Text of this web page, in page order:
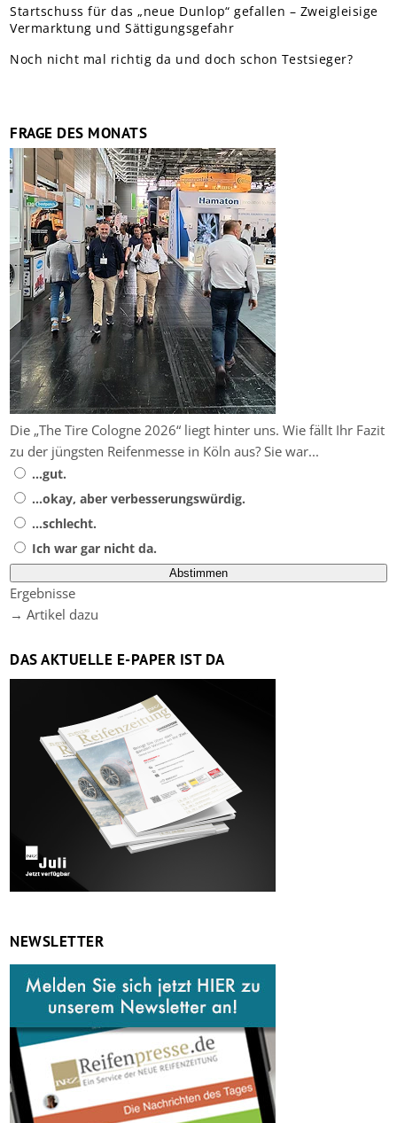
Startschuss für das „neue Dunlop“ gefallen – Zweigleisige
Vermarktung und Sättigungsgefahr
Noch nicht mal richtig da und doch schon Testsieger?
FRAGE DES MONATS
Die „The Tire Cologne 2026“ liegt hinter uns. Wie fällt Ihr Fazit
zu der jüngsten Reifenmesse in Köln aus? Sie war...
...gut.
...okay, aber verbesserungswürdig.
...schlecht.
Ich war gar nicht da.
Ergebnisse
→ Artikel dazu
DAS AKTUELLE E-PAPER IST DA
NEWSLETTER